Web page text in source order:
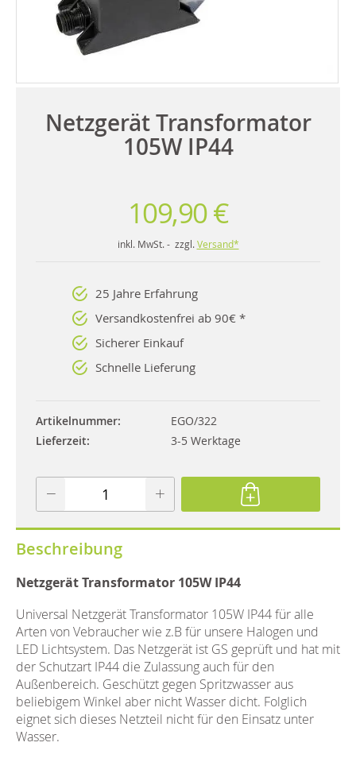
Netzgerät Transformator
105W IP44
109,90 €
inkl. MwSt. - zzgl. Versand*
25 Jahre Erfahrung
Versandkostenfrei ab 90€ *
Sicherer Einkauf
Schnelle Lieferung
Artikelnummer
EGO/322
Lieferzeit
3-5 Werktage
Beschreibung
Netzgerät Transformator 105W IP44
Universal Netzgerät Transformator 105W IP44 für alle
Arten von Vebraucher wie z.B für unsere Halogen und
LED Lichtsystem. Das Netzgerät ist GS geprüft und hat mit
der Schutzart IP44 die Zulassung auch für den
Außenbereich. Geschützt gegen Spritzwasser aus
beliebigem Winkel aber nicht Wasser dicht. Folglich
eignet sich dieses Netzteil nicht für den Einsatz unter
Wasser.